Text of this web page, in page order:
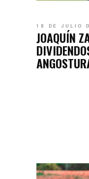
18 DE JULIO
JOAQUÍN